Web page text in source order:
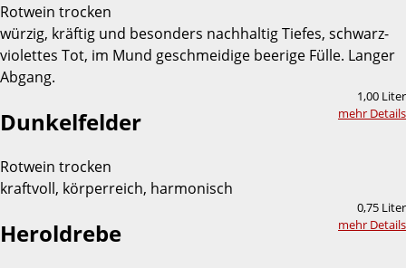
Rotwein trocken
würzig, kräftig und besonders nachhaltig Tiefes, schwarz-
violettes Tot, im Mund geschmeidige beerige Fülle. Langer
Abgang.
1,00 Liter
mehr Details
Dunkelfelder
Rotwein trocken
kraftvoll, körperreich, harmonisch
0,75 Liter
mehr Details
Heroldrebe